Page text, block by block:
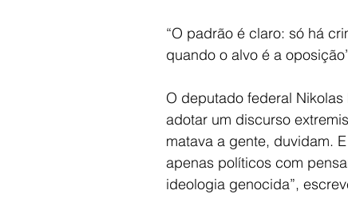
“O padrão é claro: só há
quando o alvo é a
O deputado federal
adotar um discurso
matava a gente, duvidam.
apenas políticos com
ideologia genocida”,